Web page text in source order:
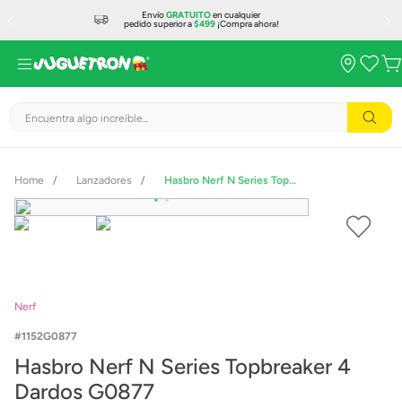
EnvíoGRATUITOen cualquier
pedido superior a$499¡Compra ahora!
Encuentra algo increíble...
Lanzadores Hasbro Nerf N Series Topbreaker 4 Dardos G0877
Nerf
1152G0877
Hasbro Nerf N Series Topbreaker 4
Dardos G0877